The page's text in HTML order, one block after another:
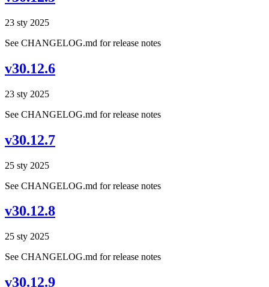
23 sty 2025
See CHANGELOG.md for release notes
v30.12.6
23 sty 2025
See CHANGELOG.md for release notes
v30.12.7
25 sty 2025
See CHANGELOG.md for release notes
v30.12.8
25 sty 2025
See CHANGELOG.md for release notes
v30.12.9